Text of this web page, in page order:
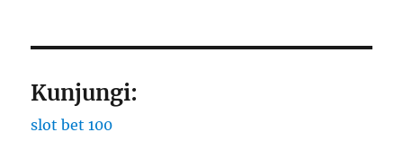
Kunjungi:
slot bet 100